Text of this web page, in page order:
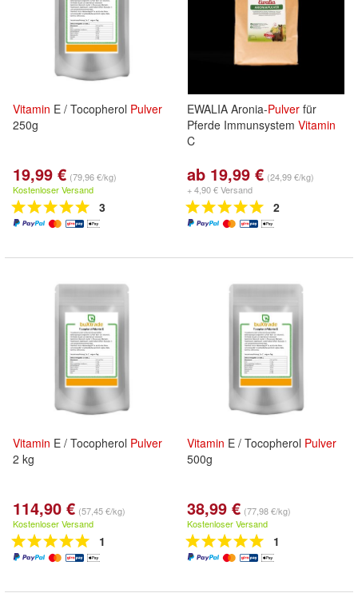
Vitamin E / Tocopherol Pulver
250g
19,99 € (79,96 €/kg)
Kostenloser Versand
3
EWALIA Aronia-Pulver für
Pferde Immunsystem Vitamin
C
ab 19,99 € (24,99 €/kg)
+ 4,90 € Versand
2
Vitamin E / Tocopherol Pulver
2 kg
114,90 € (57,45 €/kg)
Kostenloser Versand
1
Vitamin E / Tocopherol Pulver
500g
38,99 € (77,98 €/kg)
Kostenloser Versand
1